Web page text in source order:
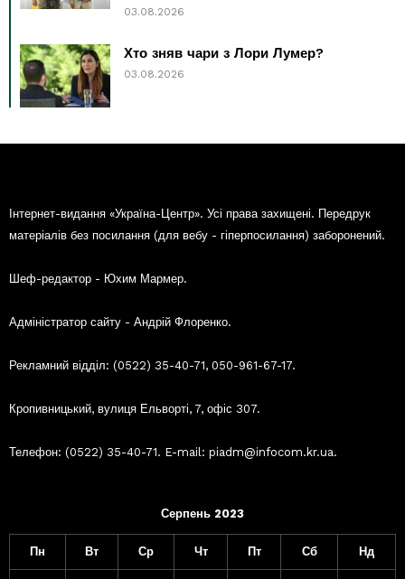
03.08.2026
Хто зняв чари з Лори Лумер?
03.08.2026
Інтернет-видання «Україна-Центр». Усі права захищені. Передрук
матеріалів без посилання (для вебу - гіперпосилання) заборонений.
Шеф-редактор - Юхим Мармер.
Адміністратор сайту - Андрій Флоренко.
Рекламний відділ: (0522) 35-40-71, 050-961-67-17.
Кропивницький, вулиця Ельворті, 7, офіс 307.
Телефон: (0522) 35-40-71. E-mail: piadm@infocom.kr.ua.
Серпень 2023
Пн Вт Ср Чт Пт Сб Нд